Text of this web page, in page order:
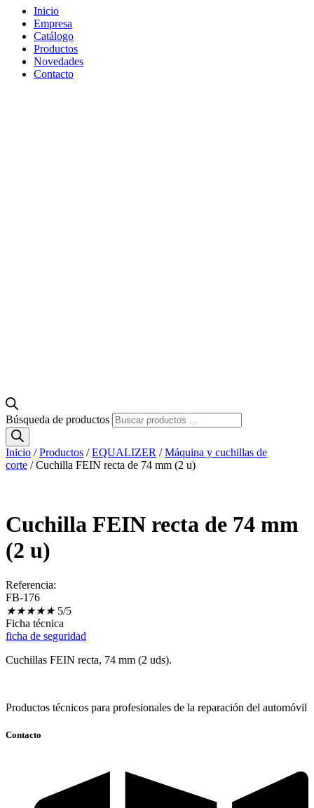
Inicio
Empresa
Catálogo
Productos
Novedades
Contacto
Búsqueda de productos
Inicio /Productos /EQUALIZER /Máquina y cuchillas de
corte / Cuchilla FEIN recta de 74 mm (2 u)
Cuchilla FEIN recta de 74 mm
(2 u)
Referencia:
FB-176
★★★★★ 5/5
Ficha técnica
ficha de seguridad
Cuchillas FEIN recta, 74 mm (2 uds).
Productos técnicos para profesionales de la reparación del automóvil
Contacto